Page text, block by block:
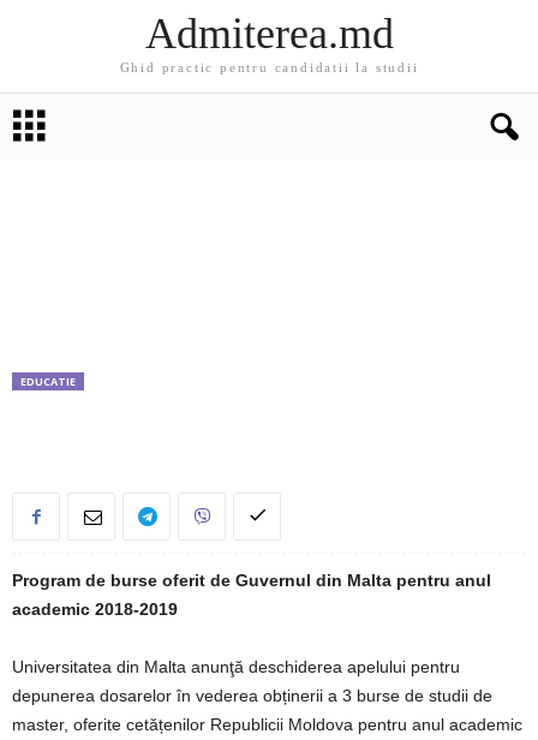
Admiterea.md
Ghid practic pentru candidatii la studii
EDUCATIE
Program de burse oferit de Guvernul din Malta pentru anul
academic 2018-2019
Universitatea din Malta anunţă deschiderea apelului pentru
depunerea dosarelor în vederea obținerii a 3 burse de studii de
master, oferite cetățenilor Republicii Moldova pentru anul academic